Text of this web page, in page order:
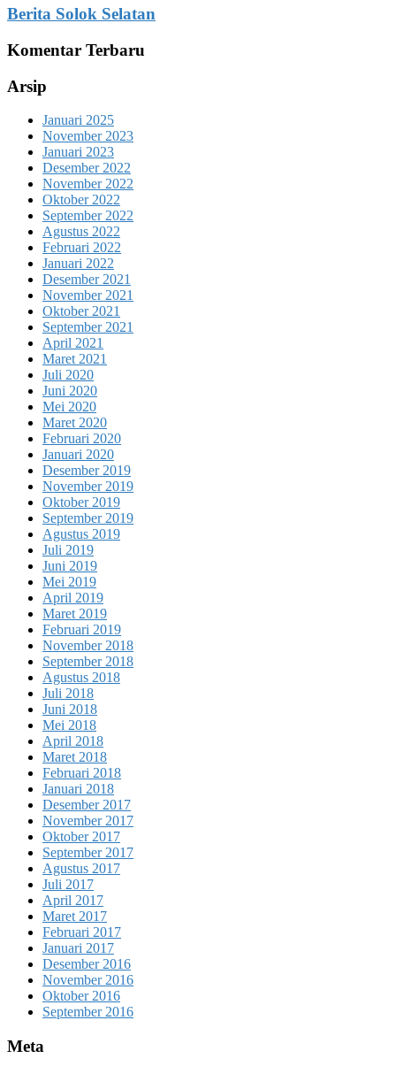
Berita Solok Selatan
Komentar Terbaru
Arsip
Januari 2025
November 2023
Januari 2023
Desember 2022
November 2022
Oktober 2022
September 2022
Agustus 2022
Februari 2022
Januari 2022
Desember 2021
November 2021
Oktober 2021
September 2021
April 2021
Maret 2021
Juli 2020
Juni 2020
Mei 2020
Maret 2020
Februari 2020
Januari 2020
Desember 2019
November 2019
Oktober 2019
September 2019
Agustus 2019
Juli 2019
Juni 2019
Mei 2019
April 2019
Maret 2019
Februari 2019
November 2018
September 2018
Agustus 2018
Juli 2018
Juni 2018
Mei 2018
April 2018
Maret 2018
Februari 2018
Januari 2018
Desember 2017
November 2017
Oktober 2017
September 2017
Agustus 2017
Juli 2017
April 2017
Maret 2017
Februari 2017
Januari 2017
Desember 2016
November 2016
Oktober 2016
September 2016
Meta